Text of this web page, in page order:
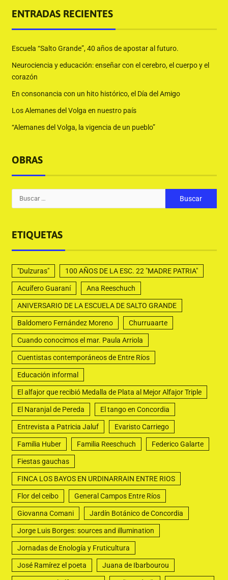
ENTRADAS RECIENTES
Escuela “Salto Grande”, 40 años de apostar al futuro.
Neurociencia y educación: enseñar con el cerebro, el cuerpo y el
corazón
En consonancia con un hito histórico, el Día del Amigo
Los Alemanes del Volga en nuestro país
“Alemanes del Volga, la vigencia de un pueblo”
OBRAS
ETIQUETAS
"Dulzuras" 100 AÑOS DE LA ESC. 22 "MADRE PATRIA"
Acuífero Guaraní Ana Reeschuch
ANIVERSARIO DE LA ESCUELA DE SALTO GRANDE
Baldomero Fernández Moreno Churruaarte
Cuando conocimos el mar. Paula Arriola
Cuentistas contemporáneos de Entre Ríos
Educación informal
El alfajor que recibió Medalla de Plata al Mejor Alfajor Triple
El Naranjal de Pereda El tango en Concordia
Entrevista a Patricia Jaluf Evaristo Carriego
Familia Huber Familia Reeschuch Federico Galarte
Fiestas gauchas
FINCA LOS BAYOS EN URDINARRAIN ENTRE RIOS
Flor del ceibo General Campos Entre Ríos
Giovanna Comani Jardín Botánico de Concordia
Jorge Luis Borges: sources and illumination
Jornadas de Enología y Fruticultura
José Ramírez el poeta Juana de Ibarbourou